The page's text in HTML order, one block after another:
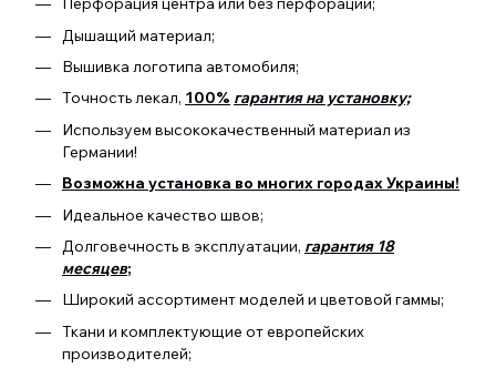
Дышащий материал;
Вышивка логотипа автомобиля;
Точность лекал, 100% гарантия на установку;
Используем высококачественный материал из
Германии!
Возможна установка во многих городах Украины!
Идеальное качество швов;
Долговечность в эксплуатации, гарантия 18
месяцев;
Широкий ассортимент моделей и цветовой гаммы;
Ткани и комплектующие от европейских
производителей;